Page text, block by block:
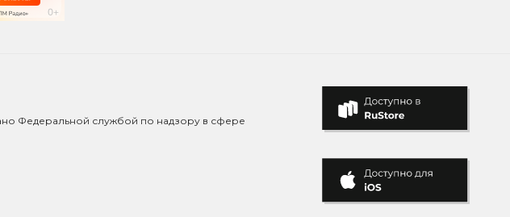
Федеральной службой по надзору в сфере